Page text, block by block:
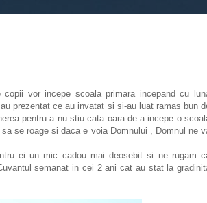
vor incepe scoala primara incepand cu
prezentat ce au invatat si si-au luat ramas bun
pentru a nu stiu cata oara de a incepe o
se roage si daca e voia Domnului , Domnul ne
ei un mic cadou mai deosebit si ne rugam
semanat in cei 2 ani cat au stat la